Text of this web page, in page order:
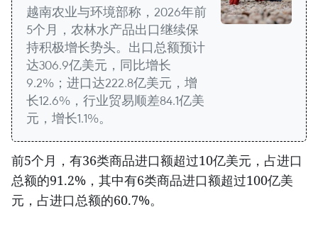
越南农业与环境部称，2026年前
5个月，农林水产品出口继续保
持积极增长势头。出口总额预计
达306.9亿美元，同比增长
9.2%；进口达222.8亿美元，增
长12.6%，行业贸易顺差84.1亿美
元，增长1.1%。
前5个月，有36类商品进口额超过10亿美元，占进口
总额的91.2%，其中有6类商品进口额超过100亿美
元，占进口总额的60.7%。